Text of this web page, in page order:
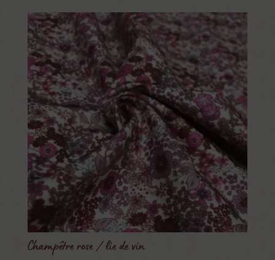
Champêtre rose / lie de vin